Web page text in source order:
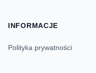
INFORMACJE
Polityka prywatności